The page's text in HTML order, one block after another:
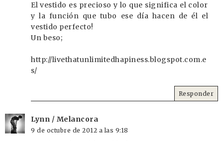
El vestido es precioso y lo que significa el color
y la función que tubo ese día hacen de él el
vestido perfecto!
Un beso;
http://livethatunlimitedhapiness.blogspot.com.e
s/
Responder
Lynn / Melancora
9 de octubre de 2012 a las 9:18